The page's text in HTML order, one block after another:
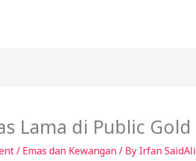
Lama di Public Gold
/ Emas dan Kewangan/ By Irfan SaidAli